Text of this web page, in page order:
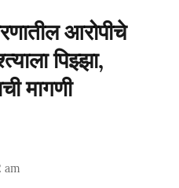
आरोपीचे
पिझ्झा,
मागणी
am